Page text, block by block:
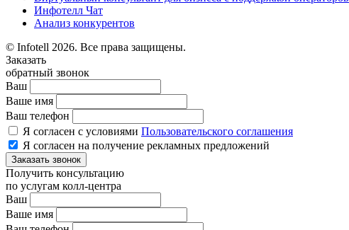
Инфотелл Чат
Анализ конкурентов
© Infotell 2026. Все права защищены.
Заказать
обратный звонок
Ваш
Ваше имя
Ваш телефон
Я согласен с условиями Пользовательского соглашения
Я согласен на получение рекламных предложений
Заказать звонок
Получить консультацию
по услугам колл-центра
Ваш
Ваше имя